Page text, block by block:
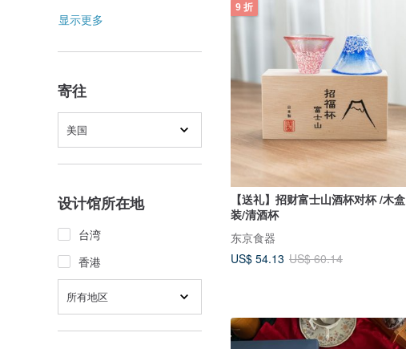
显示更多
寄往
美国
设计馆所在地
台湾
香港
所有地区
9 折
【送礼】招财富士山酒杯对杯 /木盒
装/清酒杯
东京食器
US$ 54.13 US$ 60.14